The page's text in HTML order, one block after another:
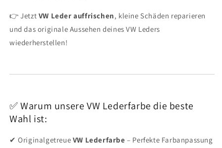
👉 Jetzt VW Leder auffrischen, kleine Schäden reparieren
und das originale Aussehen deines VW Leders
wiederherstellen!
✅ Warum unsere VW Lederfarbe die beste
Wahl ist:
✔ Originalgetreue VW Lederfarbe – Perfekte Farbanpassung